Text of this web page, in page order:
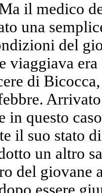
il medico
una
del
viaggiava
di
in questo
il suo stato
un altro
del giovane